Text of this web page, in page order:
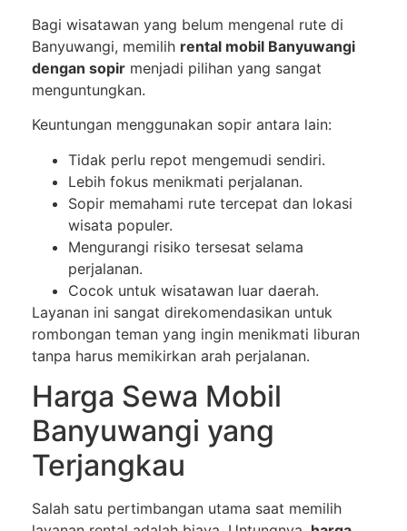
Bagi wisatawan yang belum mengenal rute di
Banyuwangi, memilih rental mobil Banyuwangi
dengan sopir menjadi pilihan yang sangat
menguntungkan.
Keuntungan menggunakan sopir antara lain:
Tidak perlu repot mengemudi sendiri.
Lebih fokus menikmati perjalanan.
Sopir memahami rute tercepat dan lokasi
wisata populer.
Mengurangi risiko tersesat selama
perjalanan.
Cocok untuk wisatawan luar daerah.
Layanan ini sangat direkomendasikan untuk
rombongan teman yang ingin menikmati liburan
tanpa harus memikirkan arah perjalanan.
Harga Sewa Mobil
Banyuwangi yang
Terjangkau
Salah satu pertimbangan utama saat memilih